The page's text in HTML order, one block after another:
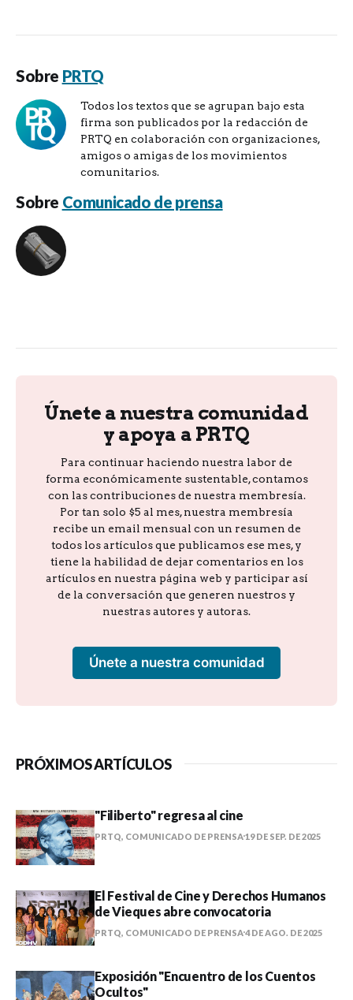
Sobre PRTQ
Todos los textos que se agrupan bajo esta
firma son publicados por la redacción de
PRTQ en colaboración con organizaciones,
amigos o amigas de los movimientos
comunitarios.
Sobre Comunicado de prensa
Únete a nuestra comunidad
y apoya a PRTQ
Para continuar haciendo nuestra labor de
forma económicamente sustentable, contamos
con las contribuciones de nuestra membresía.
Por tan solo $5 al mes, nuestra membresía
recibe un email mensual con un resumen de
todos los artículos que publicamos ese mes, y
tiene la habilidad de dejar comentarios en los
artículos en nuestra página web y participar así
de la conversación que generen nuestros y
nuestras autores y autoras.
Únete a nuestra comunidad
PRÓXIMOS ARTÍCULOS
"Filiberto" regresa al cine
PRTQ, COMUNICADO DE PRENSA19 DE SEP. DE 2025
El Festival de Cine y Derechos Humanos
de Vieques abre convocatoria
PRTQ, COMUNICADO DE PRENSA4 DE AGO. DE 2025
Exposición "Encuentro de los Cuentos
Ocultos"